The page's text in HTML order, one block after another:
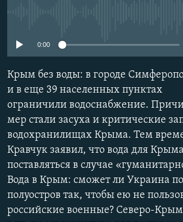
ELIFBE
УКРАИНСКАЯ ПРОБЛЕМА КРЫМА
Все сайты RFE/RL
0:00
Крым без воды: в городе
и в еще 39 населенных пунктах
ограничили водоснабжение.
мер стали засуха и критические
водохранилищах Крыма. Тем
Кравчук заявил, что вода для
поставляться в случае
Вода в Крым: сможет ли Украина
полуостров так, чтобы ею не
российские военные? Северо-